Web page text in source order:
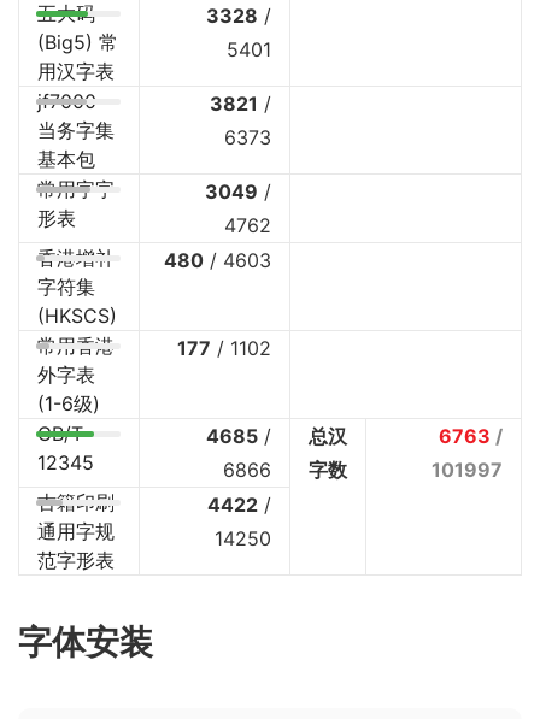
五大码
(Big5) 常
用汉字表
3328 /
5401
jf7000
当务字集
基本包
3821 /
6373
常用字字
形表
3049 /
4762
香港增补
字符集
(HKSCS)
480 / 4603
常用香港
外字表
(1-6级)
177 / 1102
GB/T
12345
4685 /
6866
总汉
字数
6763 /
101997
古籍印刷
通用字规
范字形表
4422 /
14250
字体安装